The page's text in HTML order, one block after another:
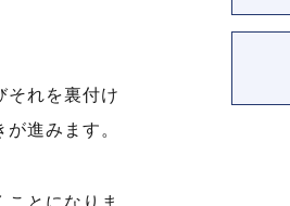
それを裏付け
進みます。